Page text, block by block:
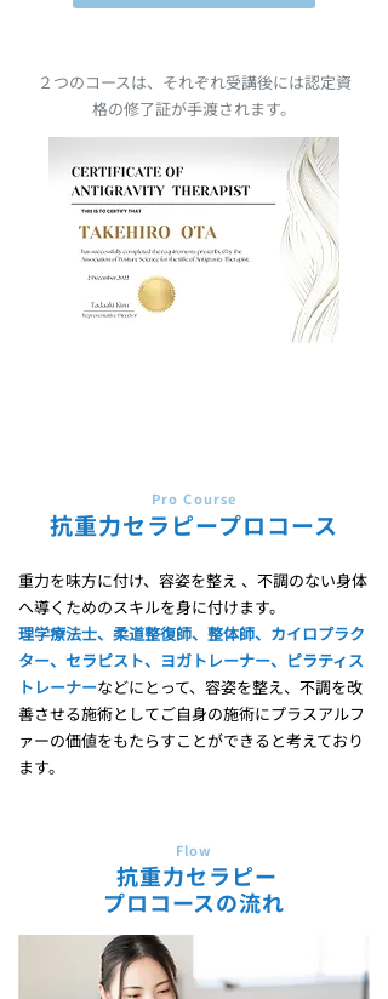
２つのコースは、それぞれ受講後には認定資
格の修了証が手渡されます。
Pro Course
抗重力セラピープロコース
重力を味方に付け、容姿を整え 、不調のない身体
へ導くためのスキルを身に付けます。
理学療法士、柔道整復師、整体師、カイロプラク
ター、セラピスト、ヨガトレーナー、ピラティス
トレーナーなどにとって、容姿を整え、不調を改
善させる施術としてご自身の施術にプラスアルフ
ァーの価値をもたらすことができると考えており
ます。
Flow
抗重力セラピー
プロコースの流れ